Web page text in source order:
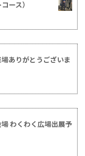
ース）
ありがとうございま
わくわく広場出展予